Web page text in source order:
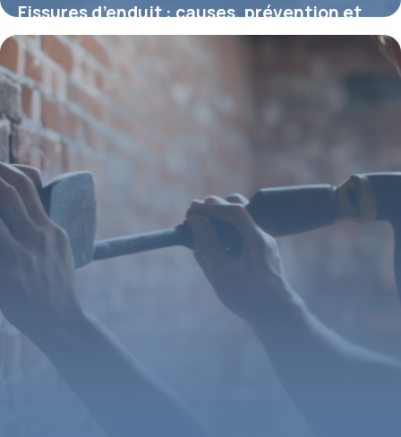
Fissures d’enduit : causes, prévention et
solutions durables
16 mars 2026